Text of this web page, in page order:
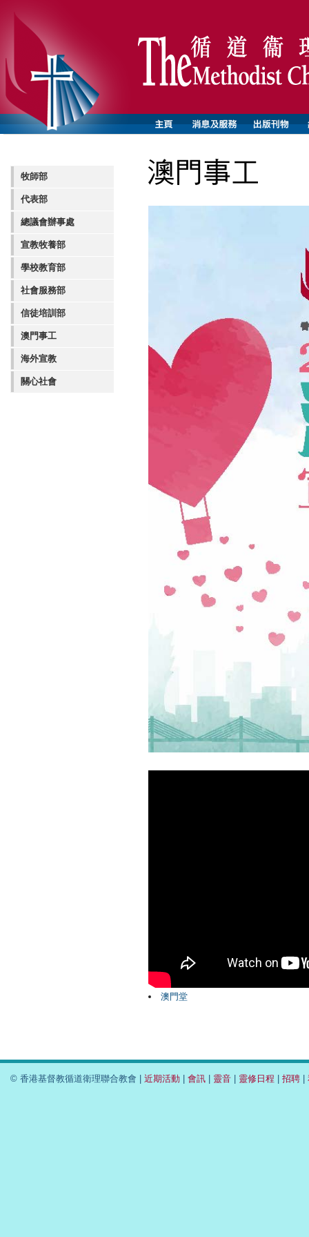
牧師部
代表部
總議會辦事處
宣教牧養部
學校教育部
社會服務部
信徒培訓部
澳門事工
海外宣教
關心社會
澳門堂
© 香港基督教循道衛理聯合教會 | 近期活動 | 會訊 | 靈音 | 靈修日程 | 招聘 |